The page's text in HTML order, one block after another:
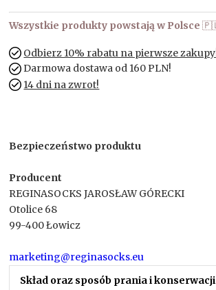
Wszystkie produkty powstają w Polsce
Odbierz 10% rabatu na pierwsze
Darmowa dostawa od 160 PLN!
14 dni na zwrot!
Bezpieczeństwo produktu
Producent
REGINASOCKS JAROSŁAW GÓRECKI
Otolice 68
99-400 Łowicz
marketing@reginasocks.eu
Skład oraz sposób prania i konserwacji